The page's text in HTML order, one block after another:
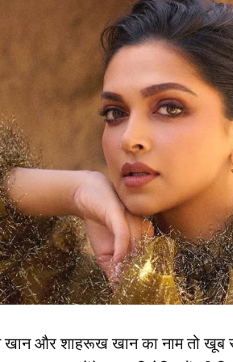
नीरज चोपड़ा का नाम है. उन्होंने अपनी
तरीके से शादी रचाई थी. इस बात की
की शादी 16 जनवरी को हिमाचल
शामिल हुए थे.
अनिरुद्ध श्रीकांत (Anirudh
Shanmuganathan) से
रिवाजों के साथ सात फेरे लिए थे.
और शाहरूख खान का नाम तो खूब